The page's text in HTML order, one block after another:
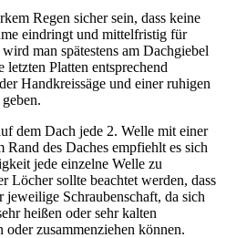
Regen sicher sein, dass keine
eindringt und mittelfristig für
man spätestens am Dachgiebel
Platten entsprechend
Handkreissäge und einer ruhigen
dem Dach jede 2. Welle mit einer
Rand des Daches empfiehlt es sich
jede einzelne Welle zu
Löcher sollte beachtet werden, dass
jeweilige Schraubenschaft, da sich
heißen oder sehr kalten
oder zusammenziehen können.